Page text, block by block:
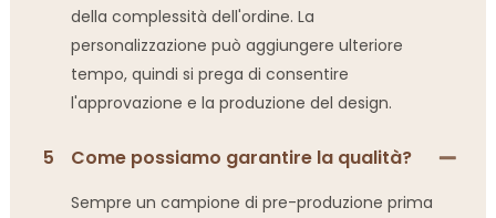
della complessità dell'ordine. La
personalizzazione può aggiungere ulteriore
tempo, quindi si prega di consentire
l'approvazione e la produzione del design.
5 Come possiamo garantire la qualità?
Sempre un campione di pre-produzione prima